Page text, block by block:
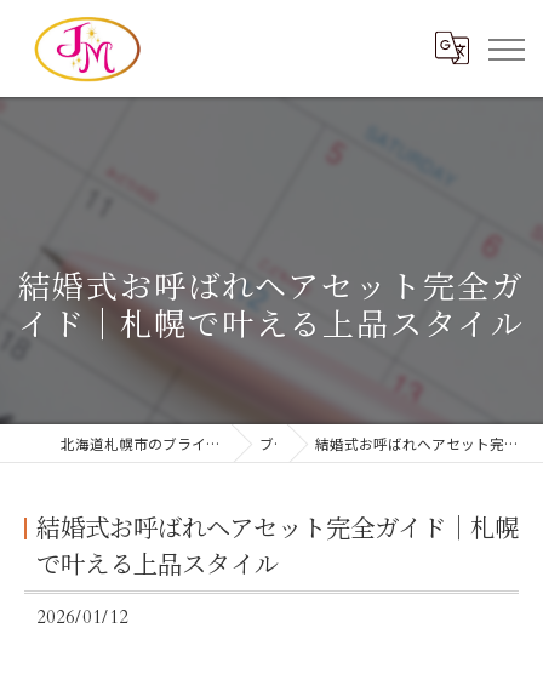
結婚式お呼ばれヘアセット完全ガ
イド｜札幌で叶える上品スタイル
北海道札幌市のブライダルならヘアメイクジェイエム ブログ 結婚式お呼ばれヘアセット完全ガイド｜札幌で叶える上品スタイル
結婚式お呼ばれヘアセット完全ガイド｜札幌
で叶える上品スタイル
2026/01/12